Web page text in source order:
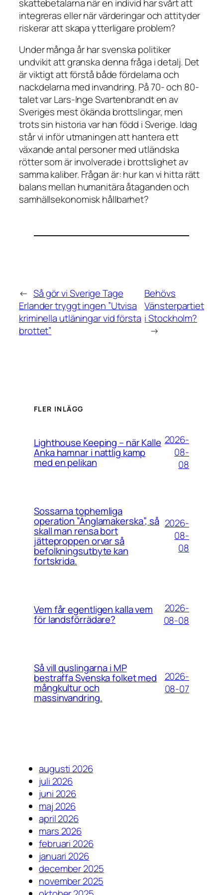
skattebetalarna när en individ har svårt att
integreras eller när värderingar och attityder
riskerar att skapa ytterligare problem?
Under många år har svenska politiker
undvikit att granska denna fråga i detalj. Det
är viktigt att förstå både fördelarna och
nackdelarna med invandring. På 70- och 80-
talet var Lars-Inge Svartenbrandt en av
Sveriges mest ökända brottslingar, men
trots sin historia var han född i Sverige. Idag
står vi inför utmaningen att hantera ett
växande antal personer med utländska
rötter som är involverade i brottslighet av
samma kaliber. Frågan är: hur kan vi hitta rätt
balans mellan humanitära åtaganden och
samhällsekonomisk hållbarhet?
← Så gör vi Sverige Tage
Erlander tryggt ingen ”Utvisa
kriminella utläningar vid första
brottet”
Behövs
Vänsterpartiet
i Stockholm?
→
FLER INLÄGG
Lighthouse Keeping – när Kalle
Anka hamnar i nattlig kamp
med en pelikan
2026-
08-
08
Sossarna tophemliga
operation ”Änglamakerska”, så
skall man rensa bort
jätteproppen orvar så
befolkningsutbyte kan
fortskrida.
2026-
08-
08
Vem får egentligen kalla vem
för landsförrädare?
2026-
08-08
Så vill quslingarna i MP
bestraffa Svenska folket med
mångkultur och
massinvandring.
2026-
08-07
augusti 2026
juli 2026
juni 2026
maj 2026
april 2026
mars 2026
februari 2026
januari 2026
december 2025
november 2025